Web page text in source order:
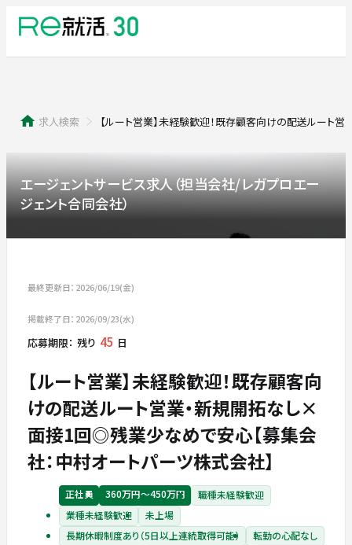
求人検索 【ルート営業】未経験歓迎！既存顧客向けの配送ルート
エージェントサービス求人（担当会社/レガプロエー
ジェント合同会社）
最終更新日：2026/06/19(金)
掲載終了日：2026/09/23(水)
応募期限： 残り 45 日
【ルート営業】未経験歓迎！既存顧客向
けの配送ルート営業・新規開拓なし×
面接1回◎残業少なめで安心【募集会
社：中村オートパーツ株式会社】
正社員 360万円〜450万円
職種未経験歓迎
業種未経験歓迎
未上場
長期休暇制度あり（5日以上連続取得可能）
転勤の心配なし